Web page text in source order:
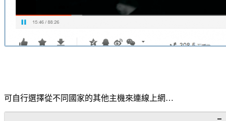
可自行選擇從不同國家的其他主機來連線上網…